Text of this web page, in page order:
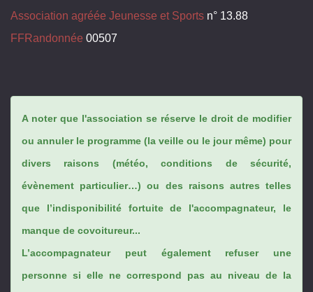
Association agréée Jeunesse et Sports n° 13.88
FFRandonnée 00507
A noter que l'association se réserve le droit de modifier
ou annuler le programme (la veille ou le jour même) pour
divers raisons (météo, conditions de sécurité,
évènement particulier…) ou des raisons autres telles
que l’indisponibilité fortuite de l'accompagnateur, le
manque de covoitureur...
L’accompagnateur peut également refuser une
personne si elle ne correspond pas au niveau de la